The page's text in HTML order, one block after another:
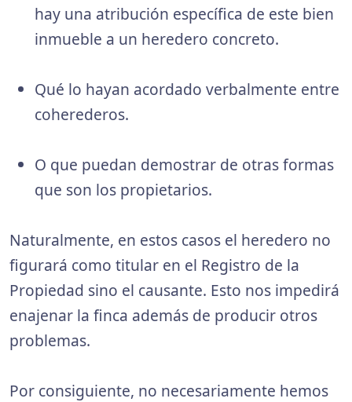
hay una atribución específica de este bien
inmueble a un heredero concreto.
Qué lo hayan acordado verbalmente entre
coherederos.
O que puedan demostrar de otras formas
que son los propietarios.
Naturalmente, en estos casos el heredero no
figurará como titular en el Registro de la
Propiedad sino el causante. Esto nos impedirá
enajenar la finca además de producir otros
problemas.
Por consiguiente, no necesariamente hemos